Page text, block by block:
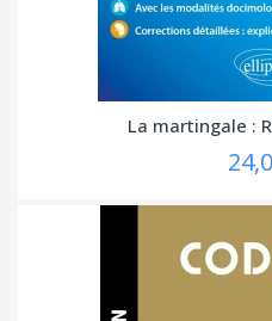
La martingale :